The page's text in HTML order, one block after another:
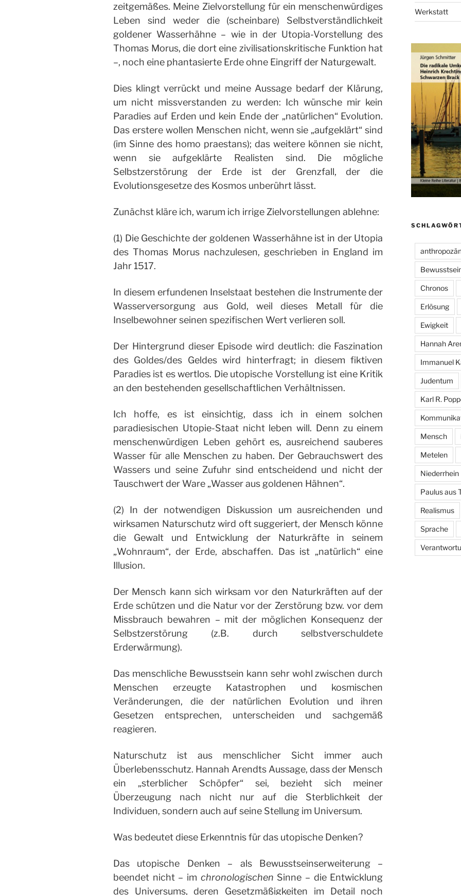
zeitgemäßes. Meine Zielvorstellung für ein menschenwürdiges
Leben sind weder die (scheinbare) Selbstverständlichkeit
goldener Wasserhähne – wie in der Utopia-Vorstellung des
Thomas Morus, die dort eine zivilisationskritische Funktion hat
–, noch eine phantasierte Erde ohne Eingriff der Naturgewalt.
Dies klingt verrückt und meine Aussage bedarf der Klärung,
um nicht missverstanden zu werden: Ich wünsche mir kein
Paradies auf Erden und kein Ende der „natürlichen“ Evolution.
Das erstere wollen Menschen nicht, wenn sie „aufgeklärt“ sind
(im Sinne des homo praestans); das weitere können sie nicht,
wenn sie aufgeklärte Realisten sind. Die mögliche
Selbstzerstörung der Erde ist der Grenzfall, der die
Evolutionsgesetze des Kosmos unberührt lässt.
Zunächst kläre ich, warum ich irrige Zielvorstellungen ablehne:
(1) Die Geschichte der goldenen Wasserhähne ist in der Utopia
des Thomas Morus nachzulesen, geschrieben in England im
Jahr 1517.
In diesem erfundenen Inselstaat bestehen die Instrumente der
Wasserversorgung aus Gold, weil dieses Metall für die
Inselbewohner seinen spezifischen Wert verlieren soll.
Der Hintergrund dieser Episode wird deutlich: die Faszination
des Goldes/des Geldes wird hinterfragt; in diesem fiktiven
Paradies ist es wertlos. Die utopische Vorstellung ist eine Kritik
an den bestehenden gesellschaftlichen Verhältnissen.
Ich hoffe, es ist einsichtig, dass ich in einem solchen
paradiesischen Utopie-Staat nicht leben will. Denn zu einem
menschenwürdigen Leben gehört es, ausreichend sauberes
Wasser für alle Menschen zu haben. Der Gebrauchswert des
Wassers und seine Zufuhr sind entscheidend und nicht der
Tauschwert der Ware „Wasser aus goldenen Hähnen“.
(2) In der notwendigen Diskussion um ausreichenden und
wirksamen Naturschutz wird oft suggeriert, der Mensch könne
die Gewalt und Entwicklung der Naturkräfte in seinem
„Wohnraum“, der Erde, abschaffen. Das ist „natürlich“ eine
Illusion.
Der Mensch kann sich wirksam vor den Naturkräften auf der
Erde schützen und die Natur vor der Zerstörung bzw. vor dem
Missbrauch bewahren – mit der möglichen Konsequenz der
Selbstzerstörung (z.B. durch selbstverschuldete
Erderwärmung).
Das menschliche Bewusstsein kann sehr wohl zwischen durch
Menschen erzeugte Katastrophen und kosmischen
Veränderungen, die der natürlichen Evolution und ihren
Gesetzen entsprechen, unterscheiden und sachgemäß
reagieren.
Naturschutz ist aus menschlicher Sicht immer auch
Überlebensschutz. Hannah Arendts Aussage, dass der Mensch
ein „sterblicher Schöpfer“ sei, bezieht sich meiner
Überzeugung nach nicht nur auf die Sterblichkeit der
Individuen, sondern auch auf seine Stellung im Universum.
Was bedeutet diese Erkenntnis für das utopische Denken?
Das utopische Denken – als Bewusstseinserweiterung –
beendet nicht – im chronologischen Sinne – die Entwicklung
des Universums, deren Gesetzmäßigkeiten im Detail noch
Werkstatt
Chronos
Erlösung
Ewigkeit
Hannah
Immanuel
Judentum
Karl R.
Mensch
Metelen
Niederrhein
Paulus aus
Realismus
Sprache